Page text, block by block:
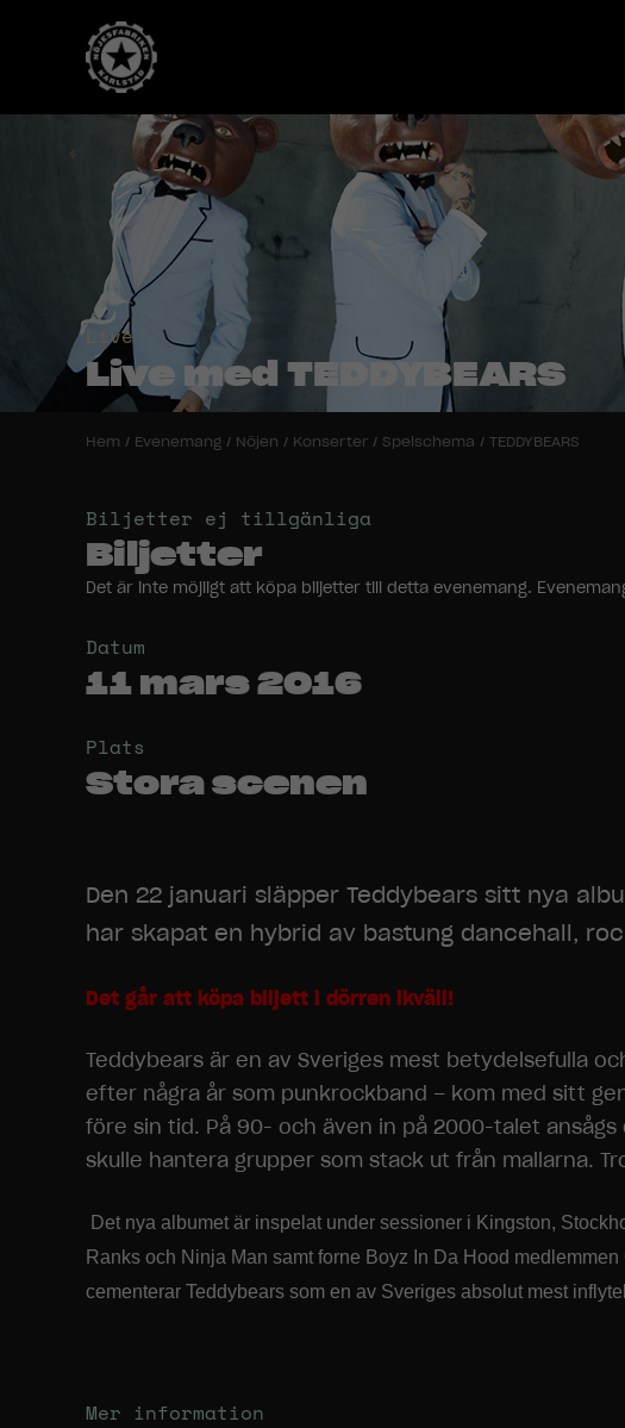
Live
Live med TEDDYBEARS
Hem / Evenemang / Nöjen / Konserter / Spelschema / TEDDYBEARS
Biljetter ej tillgänliga
Biljetter
Det är inte möjligt att köpa biljetter till detta evenemang.
Datum
11 mars 2016
Plats
Stora scenen
Den 22 januari släpper Teddybears sitt nya
har skapat en hybrid av bastung dancehall,
Det går att köpa biljett i dörren ikväll!
Teddybears är en av Sveriges mest betydelsefulla
efter några år som punkrockband – kom med sitt
före sin tid. På 90- och även in på 2000-talet
skulle hantera grupper som stack ut från mallarna.
Det nya albumet är inspelat under sessioner i Kingston,
Ranks och Ninja Man samt forne Boyz In Da Hood medlemmen
cementerar Teddybears som en av Sveriges absolut mest
Mer information